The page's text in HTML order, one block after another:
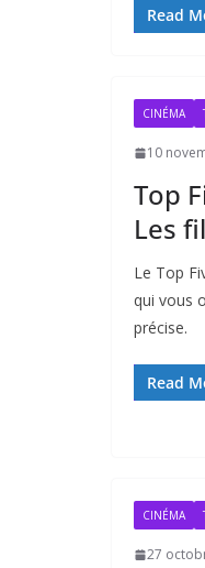
Read
CINÉMA
10
Top
Les
Le Top
qui vous
précise.
Read
CINÉMA
27